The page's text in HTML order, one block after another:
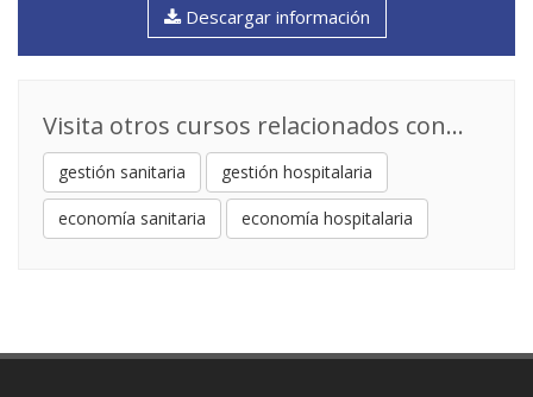
Descargar información
Visita otros cursos relacionados con...
gestión sanitaria gestión hospitalaria
economía sanitaria economía hospitalaria